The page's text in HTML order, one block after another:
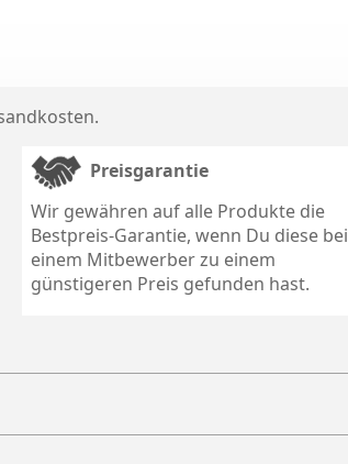
.
Preisgarantie
Wir gewähren auf alle Produkte die
Bestpreis-Garantie, wenn Du diese bei
einem Mitbewerber zu einem
günstigeren Preis gefunden hast.